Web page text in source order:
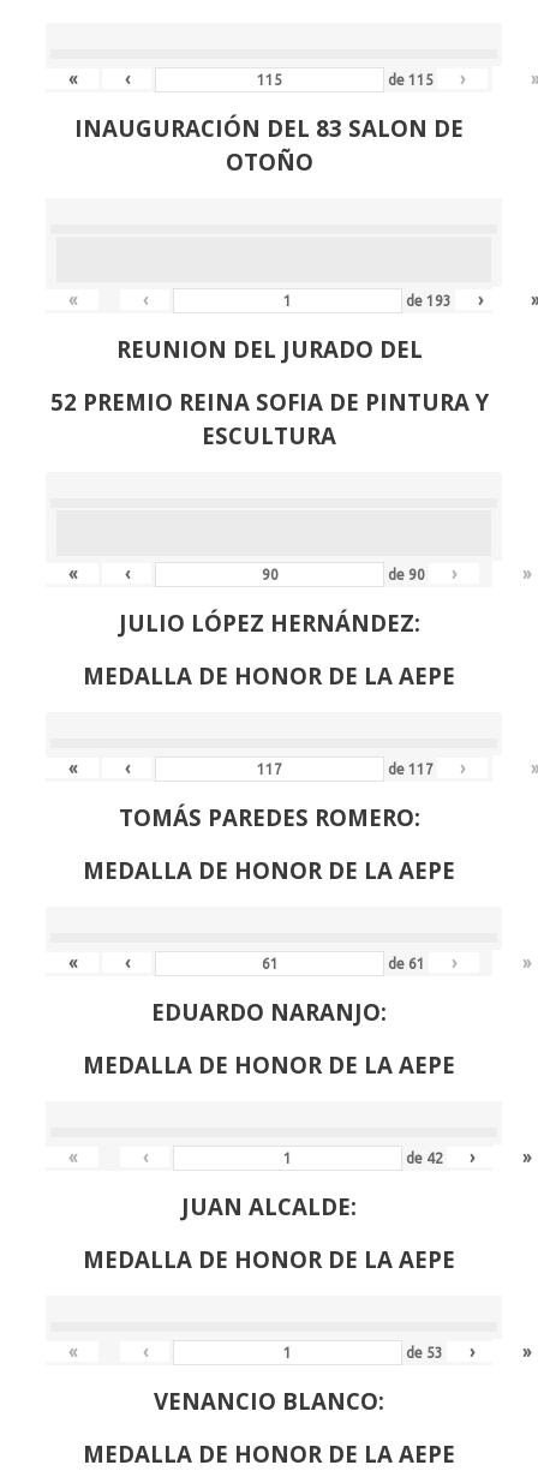
« ‹ de115 ›
INAUGURACIÓN DEL 83 SALON DE
OTOÑO
« ‹ de193 ›
REUNION DEL JURADO DEL
52 PREMIO REINA SOFIA DE PINTURA Y
ESCULTURA
« ‹ de 90 › »
JULIO LÓPEZ HERNÁNDEZ:
MEDALLA DE HONOR DE LA AEPE
« ‹ de117 ›
TOMÁS PAREDES ROMERO:
MEDALLA DE HONOR DE LA AEPE
« ‹ de 61 › »
EDUARDO NARANJO:
MEDALLA DE HONOR DE LA AEPE
« ‹ de 42 › »
JUAN ALCALDE:
MEDALLA DE HONOR DE LA AEPE
« ‹ de 53 › »
VENANCIO BLANCO:
MEDALLA DE HONOR DE LA AEPE